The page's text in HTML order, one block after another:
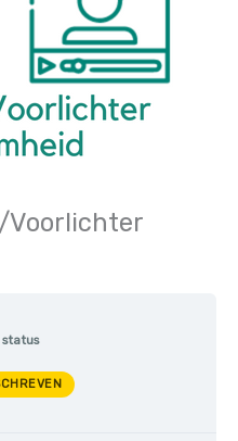
Voorlichter
status